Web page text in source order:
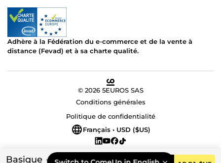
Basique
Adhère à la Fédération du e-commerce et de la vente à
distance (Fevad) et à sa charte qualité.
© 2026 5EUROS SAS
Conditions générales
Politique de confidentialité
Français • USD ($US)